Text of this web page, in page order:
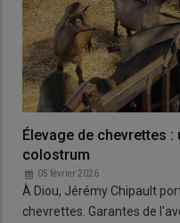
Élevage de chevrettes
colostrum
05 février 2026
À Diou, Jérémy Chipault
chevrettes. Garantes de